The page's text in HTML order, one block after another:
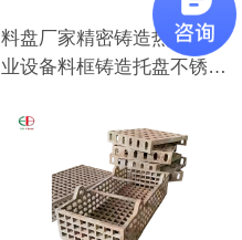
料盘厂家精密铸造热处理行
业设备料框铸造托盘不锈钢